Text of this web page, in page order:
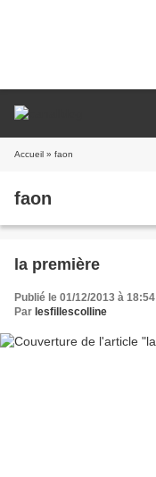
Accueil » faon
faon
la première
Publié le 01/12/2013 à 18:54
Par lesfillescolline